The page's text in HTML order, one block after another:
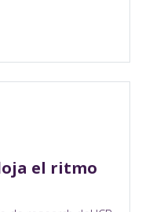
el ritmo